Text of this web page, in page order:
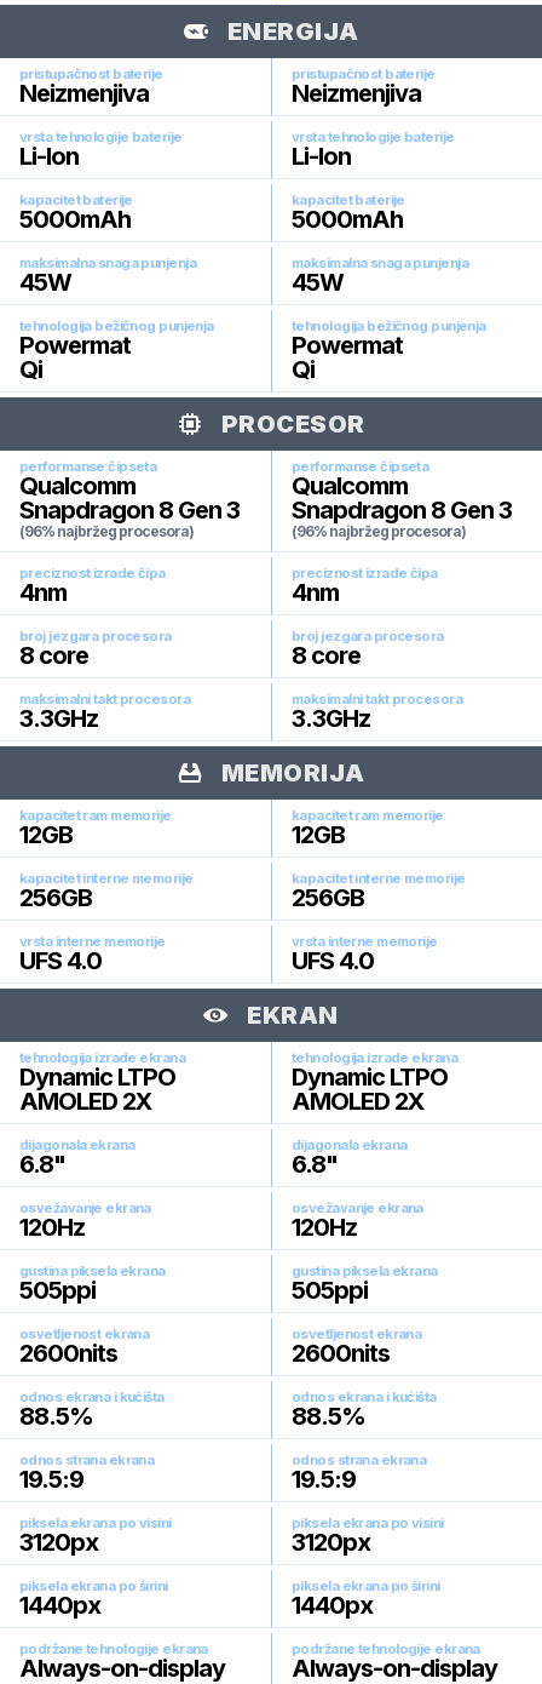
ENERGIJA
pristupačnost baterije
Neizmenjiva
pristupačnost baterije
Neizmenjiva
vrsta tehnologije baterije
Li-Ion
vrsta tehnologije baterije
Li-Ion
kapacitet baterije
5000mAh
kapacitet baterije
5000mAh
maksimalna snaga punjenja
45W
maksimalna snaga punjenja
45W
tehnologija bežičnog punjenja
Powermat
Qi
tehnologija bežičnog punjenja
Powermat
Qi
PROCESOR
performanse čipseta
Qualcomm
Snapdragon 8 Gen 3
(96% najbržeg procesora)
performanse čipseta
Qualcomm
Snapdragon 8 Gen 3
(96% najbržeg procesora)
preciznost izrade čipa
4nm
preciznost izrade čipa
4nm
broj jezgara procesora
8 core
broj jezgara procesora
8 core
maksimalni takt procesora
3.3GHz
maksimalni takt procesora
3.3GHz
MEMORIJA
kapacitet ram memorije
12GB
kapacitet ram memorije
12GB
kapacitet interne memorije
256GB
kapacitet interne memorije
256GB
vrsta interne memorije
UFS 4.0
vrsta interne memorije
UFS 4.0
EKRAN
tehnologija izrade ekrana
Dynamic LTPO
AMOLED 2X
tehnologija izrade ekrana
Dynamic LTPO
AMOLED 2X
dijagonala ekrana
6.8"
dijagonala ekrana
6.8"
osvežavanje ekrana
120Hz
osvežavanje ekrana
120Hz
gustina piksela ekrana
505ppi
gustina piksela ekrana
505ppi
osvetljenost ekrana
2600nits
osvetljenost ekrana
2600nits
odnos ekrana i kućišta
88.5%
odnos ekrana i kućišta
88.5%
odnos strana ekrana
19.5:9
odnos strana ekrana
19.5:9
piksela ekrana po visini
3120px
piksela ekrana po visini
3120px
piksela ekrana po širini
1440px
piksela ekrana po širini
1440px
podržane tehnologije ekrana
Always-on-display
podržane tehnologije ekrana
Always-on-display